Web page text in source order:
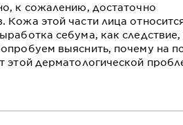
к сожалению, достаточно
этой части лица
себума, как
выяснить, почему на
этой дерматологической